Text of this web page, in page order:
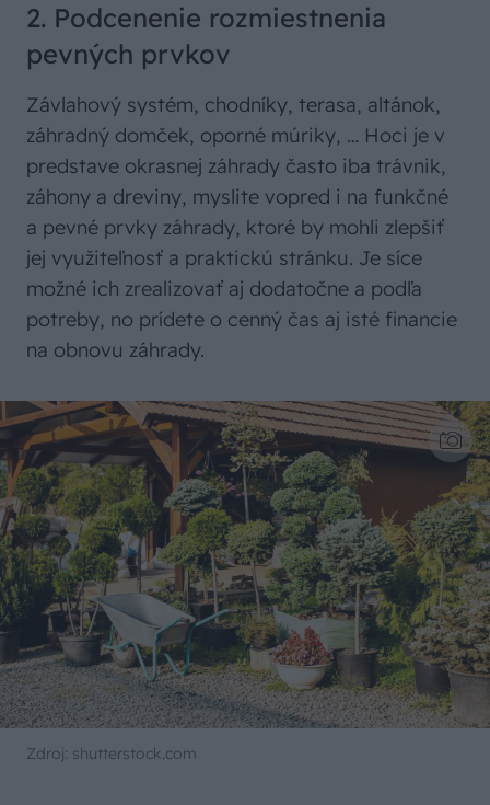
2. Podcenenie rozmiestnenia
pevných prvkov
Závlahový systém, chodníky, terasa, altánok,
záhradný domček, oporné múriky, … Hoci je v
predstave okrasnej záhrady často iba trávnik,
záhony a dreviny, myslite vopred i na funkčné
a pevné prvky záhrady, ktoré by mohli zlepšiť
jej využiteľnosť a praktickú stránku. Je síce
možné ich zrealizovať aj dodatočne a podľa
potreby, no prídete o cenný čas aj isté financie
na obnovu záhrady.
Zdroj: shutterstock.com